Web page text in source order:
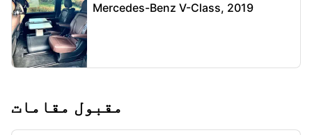
Mercedes-Benz V-Class, 2019
مقبول مقامات